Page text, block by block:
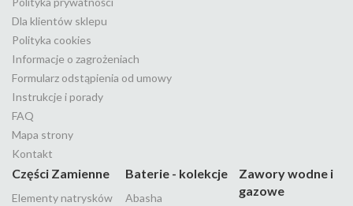
Dla klientów sklepu
Polityka cookies
Informacje o zagrożeniach
Formularz odstąpienia od umowy
Instrukcje i porady
FAQ
Mapa strony
Kontakt
Części Zamienne
Elementy natrysków
Baterie - kolekcje
Abasha
Zawory wodne i
gazowe